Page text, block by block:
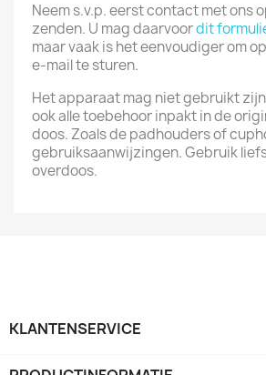
Neem s.v.p. eerst contact met ons
zenden. U mag daarvoordit
maar vaak is het eenvoudiger om
e-mail te sturen.
Het apparaat mag niet gebruikt
ook alle toebehoor inpakt in de
doos. Zoals de padhouders of
gebruiksaanwijzingen. Gebruik
overdoos.
KLANTENSERVICE